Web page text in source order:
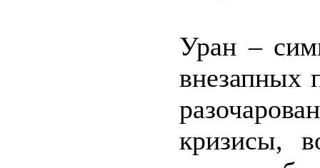
Уран –
внезапных
кризисы,